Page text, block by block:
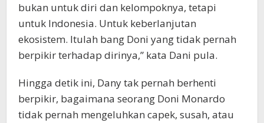
bukan untuk diri dan kelompoknya, tetapi
untuk Indonesia. Untuk keberlanjutan
ekosistem. Itulah bang Doni yang tidak pernah
berpikir terhadap dirinya,” kata Dani pula.
Hingga detik ini, Dany tak pernah berhenti
berpikir, bagaimana seorang Doni Monardo
tidak pernah mengeluhkan capek, susah, atau